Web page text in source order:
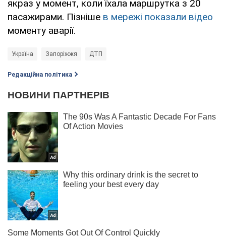
якраз у момент, коли їхала маршрутка з 20
пасажирами. Пізніше в мережі показали відео
моменту аварії.
Україна Запоріжжя ДТП
Редакційна політика